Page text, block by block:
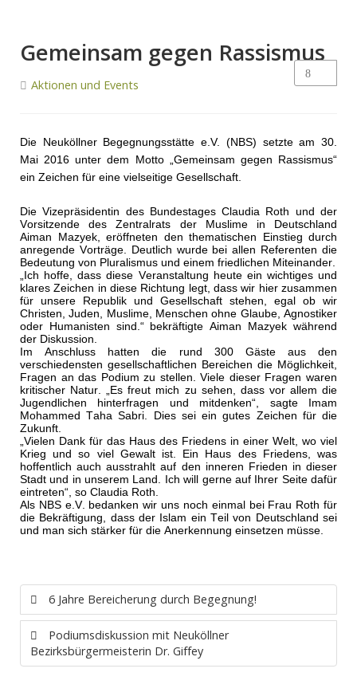
Gemeinsam gegen Rassismus
Aktionen und Events
Die Neuköllner Begegnungsstätte e.V. (NBS) setzte am 30.
Mai 2016 unter dem Motto „Gemeinsam gegen Rassismus“
ein Zeichen für eine vielseitige Gesellschaft.
Die Vizepräsidentin des Bundestages Claudia Roth und der
Vorsitzende des Zentralrats der Muslime in Deutschland
Aiman Mazyek, eröffneten den thematischen Einstieg durch
anregende Vorträge. Deutlich wurde bei allen Referenten die
Bedeutung von Pluralismus und einem friedlichen Miteinander.
„Ich hoffe, dass diese Veranstaltung heute ein wichtiges und
klares Zeichen in diese Richtung legt, dass wir hier zusammen
für unsere Republik und Gesellschaft stehen, egal ob wir
Christen, Juden, Muslime, Menschen ohne Glaube, Agnostiker
oder Humanisten sind.“ bekräftigte Aiman Mazyek während
der Diskussion.
Im Anschluss hatten die rund 300 Gäste aus den
verschiedensten gesellschaftlichen Bereichen die Möglichkeit,
Fragen an das Podium zu stellen. Viele dieser Fragen waren
kritischer Natur. „Es freut mich zu sehen, dass vor allem die
Jugendlichen hinterfragen und mitdenken“, sagte Imam
Mohammed Taha Sabri. Dies sei ein gutes Zeichen für die
Zukunft.
„Vielen Dank für das Haus des Friedens in einer Welt, wo viel
Krieg und so viel Gewalt ist. Ein Haus des Friedens, was
hoffentlich auch ausstrahlt auf den inneren Frieden in dieser
Stadt und in unserem Land. Ich will gerne auf Ihrer Seite dafür
eintreten“, so Claudia Roth.
Als NBS e.V. bedanken wir uns noch einmal bei Frau Roth für
die Bekräftigung, dass der Islam ein Teil von Deutschland sei
und man sich stärker für die Anerkennung einsetzen müsse.
6 Jahre Bereicherung durch Begegnung!
Podiumsdiskussion mit Neuköllner
Bezirksbürgermeisterin Dr. Giffey